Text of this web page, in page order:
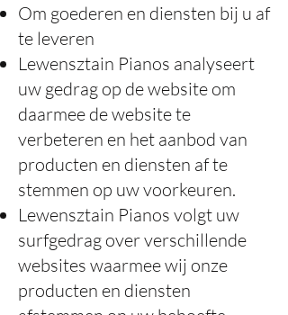
Om goederen en diensten bij u af
te leveren
Lewensztain Pianos analyseert
uw gedrag op de website om
daarmee de website te
verbeteren en het aanbod van
producten en diensten af te
stemmen op uw voorkeuren.
Lewensztain Pianos volgt uw
surfgedrag over verschillende
websites waarmee wij onze
producten en diensten